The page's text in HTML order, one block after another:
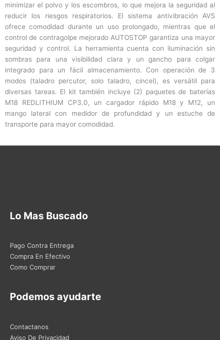
minimizar el polvo y los escombros, lo que mejora la seguridad al
reducir los riesgos respiratorios. El sistema antivibración AVS
ofrece comodidad durante un uso prolongado, mientras que el
control de contragolpe mejorado AUTOSTOP garantiza una mayor
seguridad y control. La herramienta cuenta con iluminación sin
sombras para una visibilidad clara y un gancho para colgar
integrado para un fácil almacenamiento. Con operación de 3
modos (taladro percutor, solo taladro, cincel), es versátil para
diversas tareas. El kit también incluye (2) paquetes de baterías
M18 REDLITHIUM CP3.0, un cargador rápido M18 y M12, un
mango lateral con medidor de profundidad y un estuche de
transporte para mayor comodidad.
Lo Mas Buscado
Pago Contra Entrega
Compra En Efectivo
Como Comprar
Podemos ayudarte
Contactanos
Aviso De Privacidad